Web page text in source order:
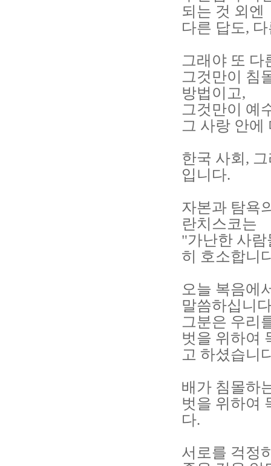
되는 것 외엔
다른 답도,
그래야 또 다
그것만이 침
방법이고,
그것만이 예
그 사랑 안에
한국 사회,
입니다.
자본과 탐욕
란치스코는
"가난한 사
히 호소합니
오늘 복음에
말씀하십니
그분은 우리
벗을 위하여
고 하셨습니
배가 침몰하
벗을 위하여
다.
서로를 걱정